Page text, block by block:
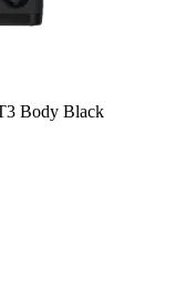
Body Black